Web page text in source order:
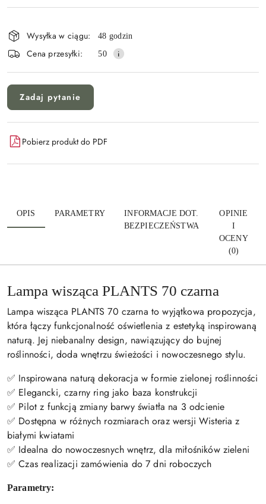
i
dostawa
Wysyłka w ciągu: 48 godzin
Cena przesyłki: 50
Zadaj pytanie
Pobierz produkt do PDF
OPIS PARAMETRY
INFORMACJE DOT.
BEZPIECZEŃSTWA
OPINIE
I
OCENY
(0)
Lampa wisząca PLANTS 70 czarna
Lampa wisząca PLANTS 70 czarna to wyjątkowa propozycja,
która łączy funkcjonalność oświetlenia z estetyką inspirowaną
naturą. Jej niebanalny design, nawiązujący do bujnej
roślinności, doda wnętrzu świeżości i nowoczesnego stylu.
✅ Inspirowana naturą dekoracja w formie zielonej roślinności
✅ Elegancki, czarny ring jako baza konstrukcji
✅ Pilot z funkcją zmiany barwy światła na 3 odcienie
✅ Dostępna w różnych rozmiarach oraz wersji Wisteria z
białymi kwiatami
✅ Idealna do nowoczesnych wnętrz, dla miłośników zieleni
✅ Czas realizacji zamówienia do 7 dni roboczych
Parametry: